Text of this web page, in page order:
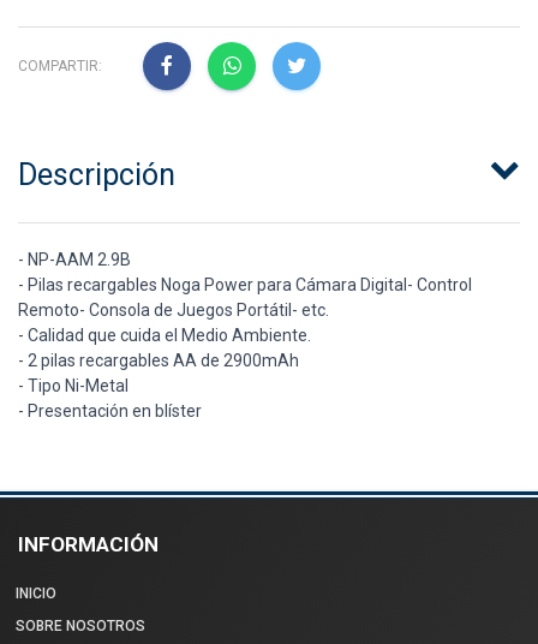
COMPARTIR:
Descripción
- NP-AAM 2.9B
- Pilas recargables Noga Power para Cámara Digital- Control
Remoto- Consola de Juegos Portátil- etc.
- Calidad que cuida el Medio Ambiente.
- 2 pilas recargables AA de 2900mAh
- Tipo Ni-Metal
- Presentación en blíster
INFORMACIÓN
INICIO
SOBRE NOSOTROS